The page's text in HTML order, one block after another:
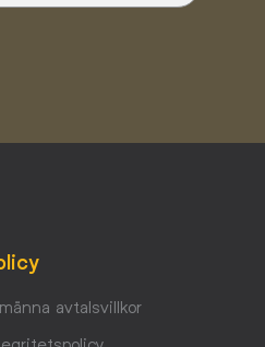
avtalsvillkor